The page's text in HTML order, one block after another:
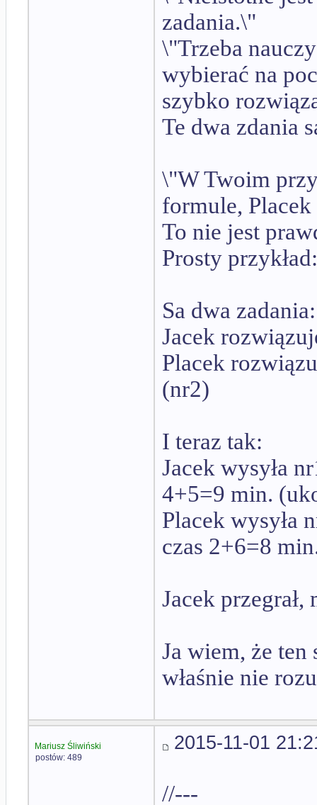
zadania.\"
\"Trzeba
wybierać na
szybko
Te dwa zdania
\"W Twoim
formule,
To nie jest
Prosty przykład:
Sa dwa
Jacek
Placek
(nr2)
I teraz tak:
Jacek wysyła
4+5=9 min.
Placek wysyła
czas 2+6=8
Jacek
Ja wiem, że
właśnie nie
Mariusz Śliwiński
postów: 489
2015-11-01
//---